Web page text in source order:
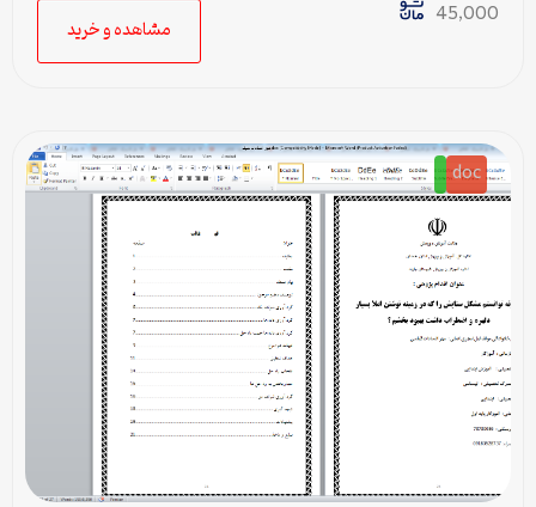
45,000
مشاهده و خرید
doc